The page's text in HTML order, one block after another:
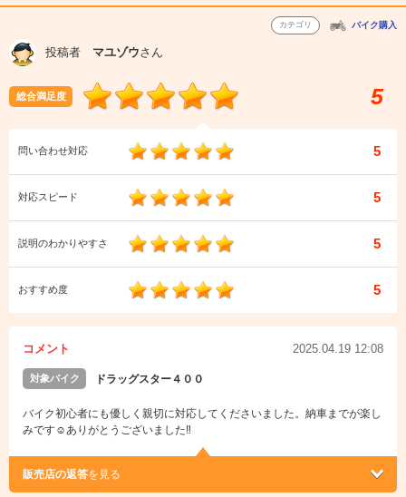
カテゴリ バイク購入
投稿者 マユゾウさん
総合満足度 5
問い合わせ対応 5
対応スピード 5
説明のわかりやすさ 5
おすすめ度 5
コメント 2025.04.19 12:08
対象バイク ドラッグスター４００
バイク初心者にも優しく親切に対応してくださいました。納車までが楽し
みです☺︎ありがとうございました‼︎
販売店の返答を見る